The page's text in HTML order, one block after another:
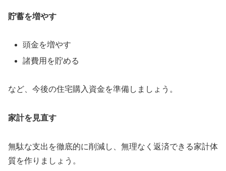
貯蓄を増やす
頭金を増やす
諸費用を貯める
など、今後の住宅購入資金を準備しましょう。
家計を見直す
無駄な支出を徹底的に削減し、無理なく返済できる家計体
質を作りましょう。